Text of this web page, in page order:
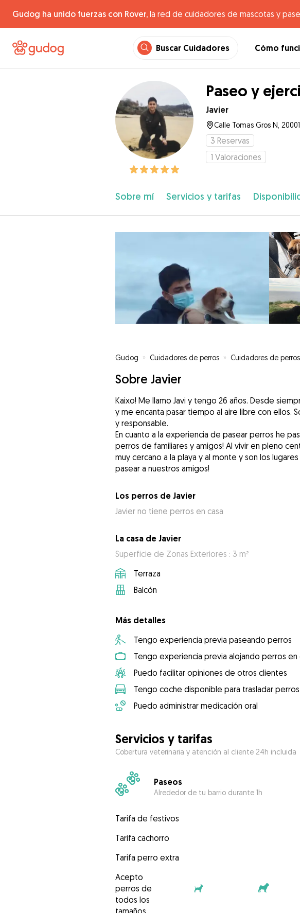
Gudog ha unido fuerzas con Rover, la red de cuidadores de mascotas y
Buscar Cuidadores Cómo
Paseo y
Javier
Calle Tomas Gros N,
3 Reservas
1 Valoraciones
Sobre mí Servicios y tarifas
Gudog » Cuidadores de perros » Cuidadores de
Sobre Javier
Kaixo! Me llamo Javi y tengo 26 años. Desde
y me encanta pasar tiempo al aire libre con ellos.
y responsable.
En cuanto a la experiencia de pasear perros he
perros de familiares y amigos! Al vivir en pleno
muy cercano a la playa y al monte y son los
pasear a nuestros amigos!
Los perros de Javier
Javier no tiene perros en casa
La casa de Javier
Superficie de Zonas Exteriores : 3 m²
Terraza
Balcón
Más detalles
Tengo experiencia previa paseando perros
Tengo experiencia previa alojando perros en
Puedo facilitar opiniones de otros clientes
Tengo coche disponible para trasladar perros
Puedo administrar medicación oral
Servicios y tarifas
Cobertura veterinaria y atención al cliente 24h incluida
Paseos
Alrededor de tu barrio durante 1h
Tarifa de festivos
Tarifa cachorro
Tarifa perro extra
Acepto
perros de
todos los